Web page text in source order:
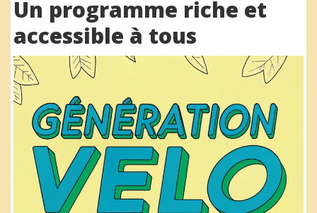
Un programme riche et
accessible à tous